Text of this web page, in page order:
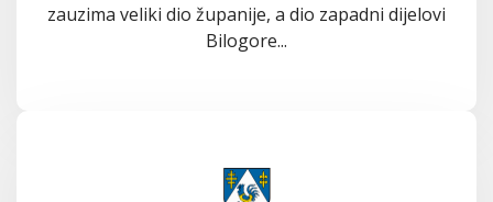
zauzima veliki dio županije, a dio zapadni dijelovi
Bilogore...